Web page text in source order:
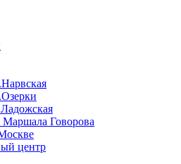
Маршала Говорова
центр